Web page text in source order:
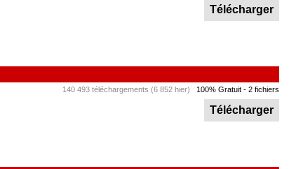
Télécharger
140 493 téléchargements (6 852 hier) 100% Gratuit - 2 fichiers
Télécharger